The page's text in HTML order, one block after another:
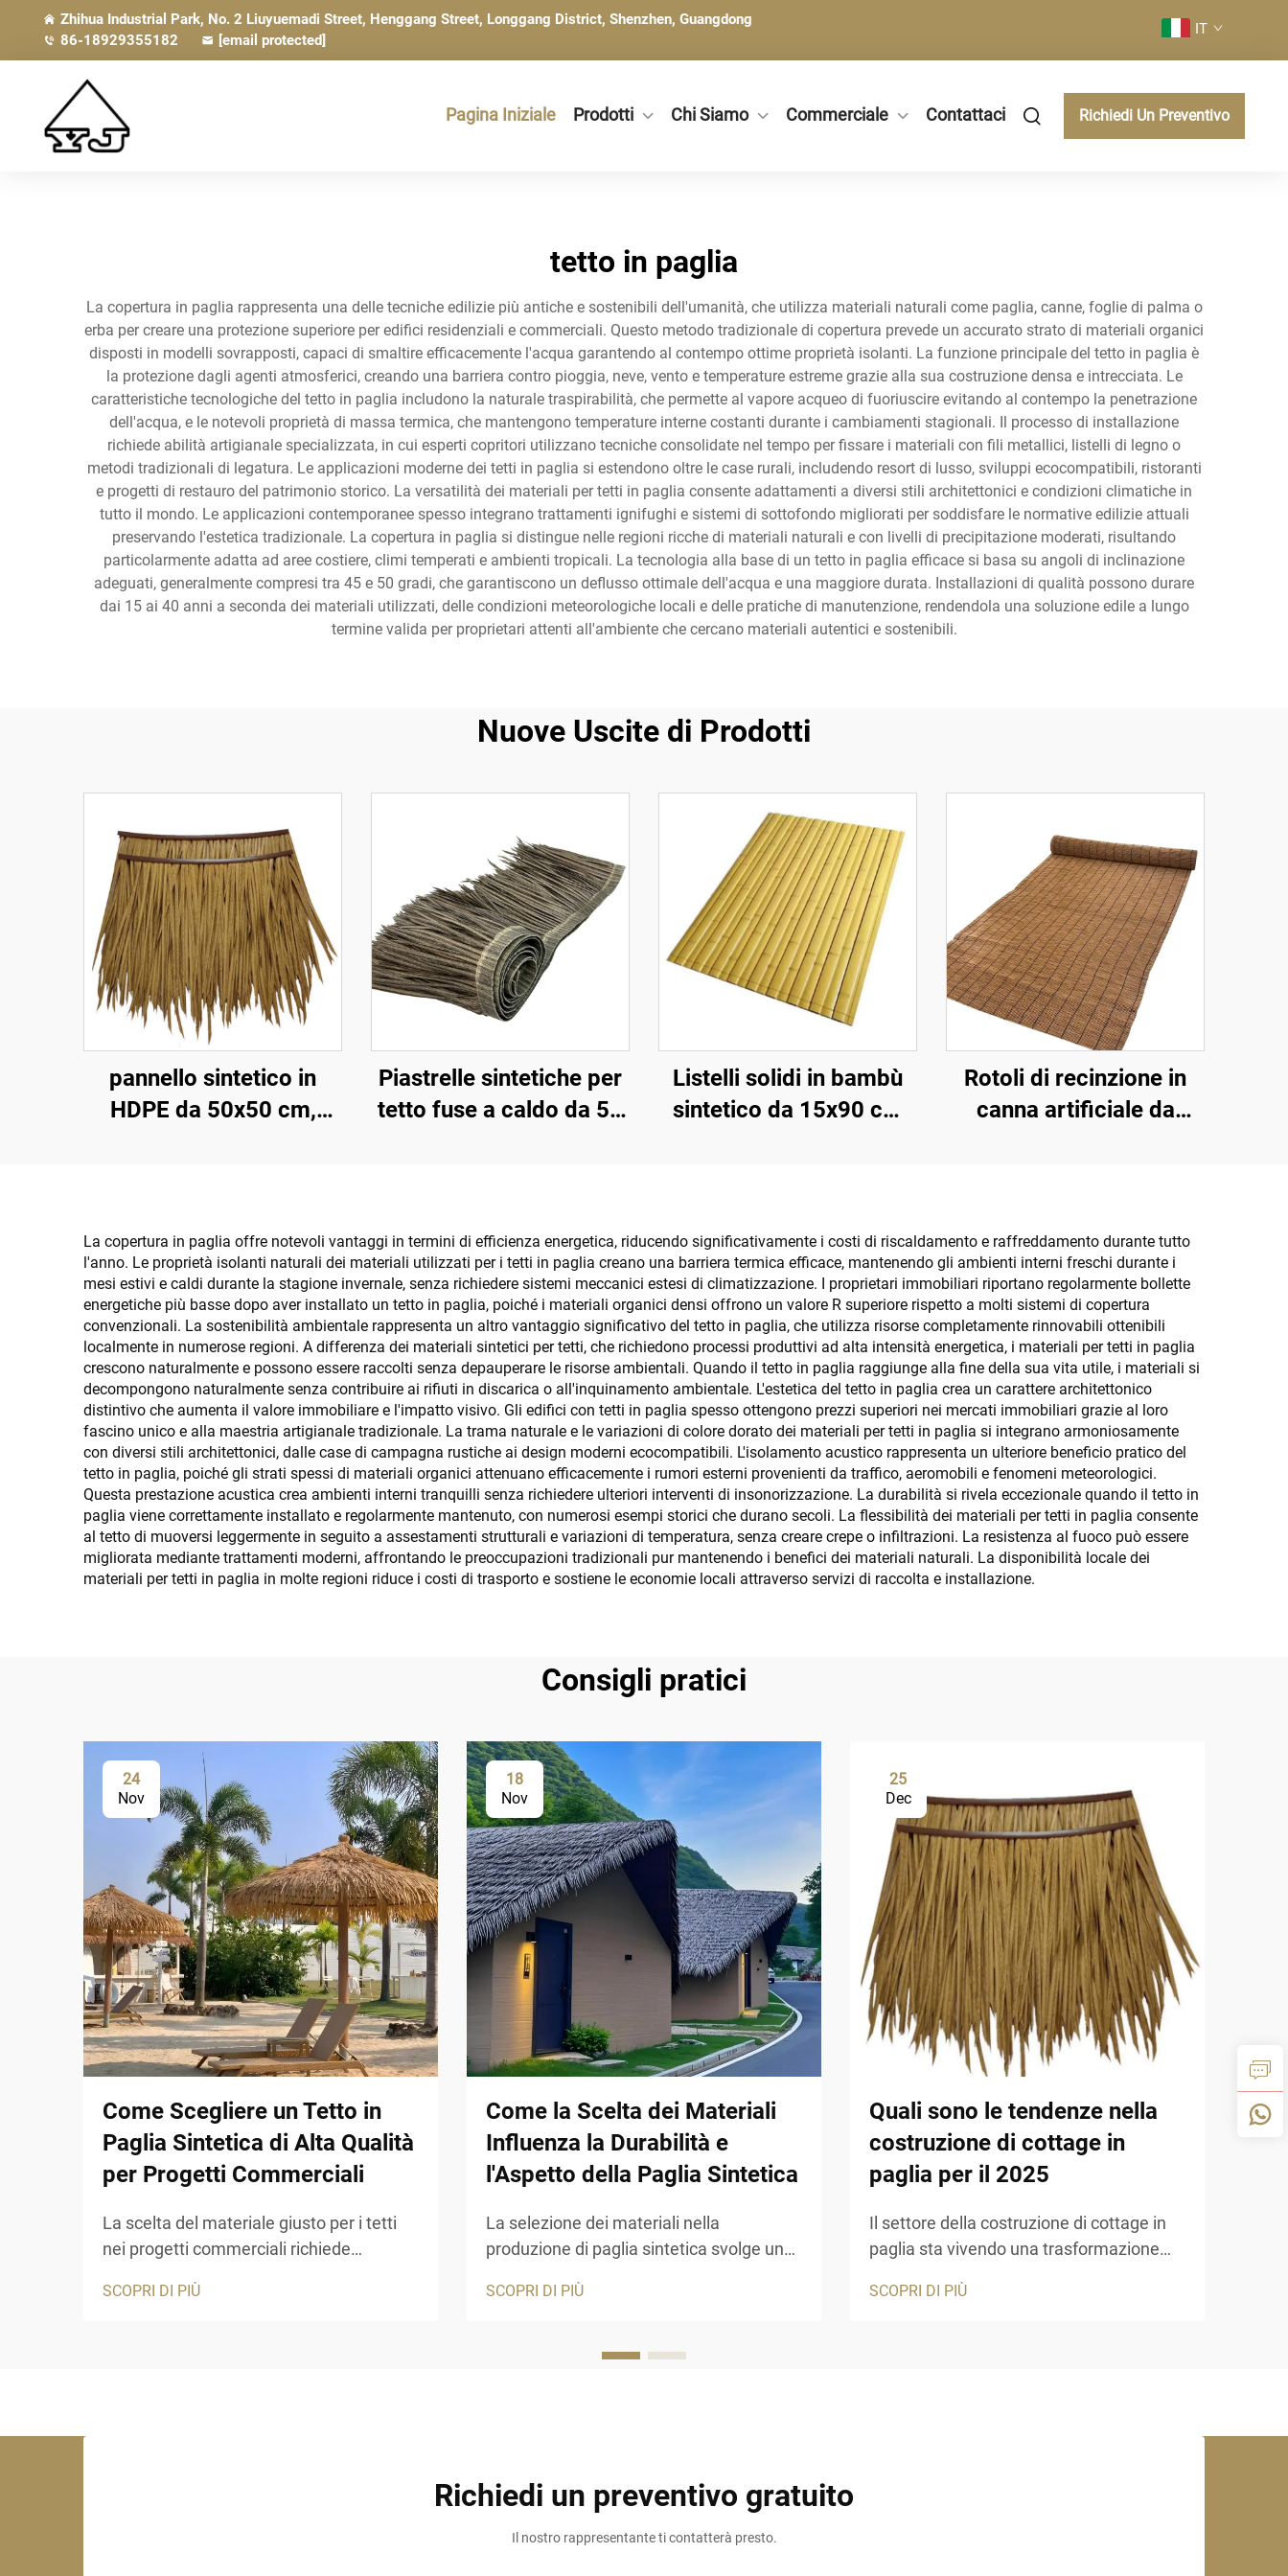
Zhihua Industrial Park, No. 2 Liuyuemadi Street, Henggang Street, Longgang District, Shenzhen, Guangdong
86-18929355182
[email protected]
IT
Pagina Iniziale Prodotti Chi Siamo Commerciale Contattaci Richiedi Un Preventivo
tetto in paglia
La copertura in paglia rappresenta una delle tecniche edilizie più antiche e sostenibili dell'umanità, che utilizza materiali naturali come paglia, canne, foglie di palma o
erba per creare una protezione superiore per edifici residenziali e commerciali. Questo metodo tradizionale di copertura prevede un accurato strato di materiali organici
disposti in modelli sovrapposti, capaci di smaltire efficacemente l'acqua garantendo al contempo ottime proprietà isolanti. La funzione principale del tetto in paglia è
la protezione dagli agenti atmosferici, creando una barriera contro pioggia, neve, vento e temperature estreme grazie alla sua costruzione densa e intrecciata. Le
caratteristiche tecnologiche del tetto in paglia includono la naturale traspirabilità, che permette al vapore acqueo di fuoriuscire evitando al contempo la penetrazione
dell'acqua, e le notevoli proprietà di massa termica, che mantengono temperature interne costanti durante i cambiamenti stagionali. Il processo di installazione
richiede abilità artigianale specializzata, in cui esperti copritori utilizzano tecniche consolidate nel tempo per fissare i materiali con fili metallici, listelli di legno o
metodi tradizionali di legatura. Le applicazioni moderne dei tetti in paglia si estendono oltre le case rurali, includendo resort di lusso, sviluppi ecocompatibili, ristoranti
e progetti di restauro del patrimonio storico. La versatilità dei materiali per tetti in paglia consente adattamenti a diversi stili architettonici e condizioni climatiche in
tutto il mondo. Le applicazioni contemporanee spesso integrano trattamenti ignifughi e sistemi di sottofondo migliorati per soddisfare le normative edilizie attuali
preservando l'estetica tradizionale. La copertura in paglia si distingue nelle regioni ricche di materiali naturali e con livelli di precipitazione moderati, risultando
particolarmente adatta ad aree costiere, climi temperati e ambienti tropicali. La tecnologia alla base di un tetto in paglia efficace si basa su angoli di inclinazione
adeguati, generalmente compresi tra 45 e 50 gradi, che garantiscono un deflusso ottimale dell'acqua e una maggiore durata. Installazioni di qualità possono durare
dai 15 ai 40 anni a seconda dei materiali utilizzati, delle condizioni meteorologiche locali e delle pratiche di manutenzione, rendendola una soluzione edile a lungo
termine valida per proprietari attenti all'ambiente che cercano materiali autentici e sostenibili.
Nuove Uscite di Prodotti
pannello sintetico in
HDPE da 50x50 cm,
Piastrelle sintetiche per
tetto fuse a caldo da 50
Listelli solidi in bambù
sintetico da 15x90 cm
Rotoli di recinzione in
canna artificiale da
La copertura in paglia offre notevoli vantaggi in termini di efficienza energetica, riducendo significativamente i costi di riscaldamento e raffreddamento durante tutto
l'anno. Le proprietà isolanti naturali dei materiali utilizzati per i tetti in paglia creano una barriera termica efficace, mantenendo gli ambienti interni freschi durante i
mesi estivi e caldi durante la stagione invernale, senza richiedere sistemi meccanici estesi di climatizzazione. I proprietari immobiliari riportano regolarmente bollette
energetiche più basse dopo aver installato un tetto in paglia, poiché i materiali organici densi offrono un valore R superiore rispetto a molti sistemi di copertura
convenzionali. La sostenibilità ambientale rappresenta un altro vantaggio significativo del tetto in paglia, che utilizza risorse completamente rinnovabili ottenibili
localmente in numerose regioni. A differenza dei materiali sintetici per tetti, che richiedono processi produttivi ad alta intensità energetica, i materiali per tetti in paglia
crescono naturalmente e possono essere raccolti senza depauperare le risorse ambientali. Quando il tetto in paglia raggiunge alla fine della sua vita utile, i materiali si
decompongono naturalmente senza contribuire ai rifiuti in discarica o all'inquinamento ambientale. L'estetica del tetto in paglia crea un carattere architettonico
distintivo che aumenta il valore immobiliare e l'impatto visivo. Gli edifici con tetti in paglia spesso ottengono prezzi superiori nei mercati immobiliari grazie al loro
fascino unico e alla maestria artigianale tradizionale. La trama naturale e le variazioni di colore dorato dei materiali per tetti in paglia si integrano armoniosamente
con diversi stili architettonici, dalle case di campagna rustiche ai design moderni ecocompatibili. L'isolamento acustico rappresenta un ulteriore beneficio pratico del
tetto in paglia, poiché gli strati spessi di materiali organici attenuano efficacemente i rumori esterni provenienti da traffico, aeromobili e fenomeni meteorologici.
Questa prestazione acustica crea ambienti interni tranquilli senza richiedere ulteriori interventi di insonorizzazione. La durabilità si rivela eccezionale quando il tetto in
paglia viene correttamente installato e regolarmente mantenuto, con numerosi esempi storici che durano secoli. La flessibilità dei materiali per tetti in paglia consente
al tetto di muoversi leggermente in seguito a assestamenti strutturali e variazioni di temperatura, senza creare crepe o infiltrazioni. La resistenza al fuoco può essere
migliorata mediante trattamenti moderni, affrontando le preoccupazioni tradizionali pur mantenendo i benefici dei materiali naturali. La disponibilità locale dei
materiali per tetti in paglia in molte regioni riduce i costi di trasporto e sostiene le economie locali attraverso servizi di raccolta e installazione.
Consigli pratici
24
Nov
Come Scegliere un Tetto in
Paglia Sintetica di Alta Qualità
per Progetti Commerciali
La scelta del materiale giusto per i tetti
nei progetti commerciali richiede
dell'estetica e delle prestazioni a lungo
SCOPRI DI PIÙ
18
Nov
Come la Scelta dei Materiali
Influenza la Durabilità e
l'Aspetto della Paglia Sintetica
La selezione dei materiali nella
produzione di paglia sintetica svolge un
la longevità che l'estetica di queste
paglia sintetica hanno rivoluzionato il
SCOPRI DI PIÙ
25
Dec
Quali sono le tendenze nella
costruzione di cottage in
paglia per il 2025
Il settore della costruzione di cottage in
paglia sta vivendo una trasformazione
materiali innovativi e pratiche sostenibili
SCOPRI DI PIÙ
Richiedi un preventivo gratuito
Il nostro rappresentante ti contatterà presto.